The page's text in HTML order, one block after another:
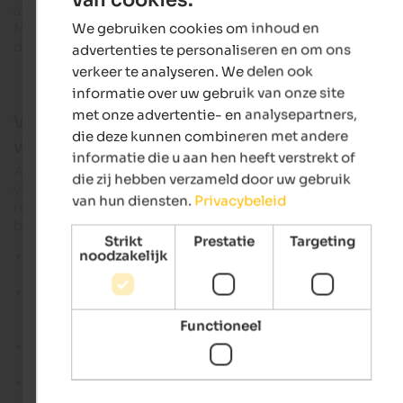
alpiener en uitgestrekter is. Er zijn ook bestemmingen zoals
Maria Weißenstein in het Eggental, die het zuidelijker
deel van de regio aanvullen.
Wandelingen in Bolzano en omgeving:
wandelingen, rondwandelingen
Als je op zoek bent naar wandelingen in Bolzano en
vind je een goed aanbod tussen ontspannende
routes en langere dagtochten. Typisch voor de regio zijn
bijvoorbeeld
Maria Weißenstein- tocht van 10,2 km, zeer geschikt voor
een actieve dag met een duidelijk doel.
San Genesio Atesino
- wandeling van 13,2 km in een
dat bekend staat om zijn panoramische uitzichten en
- mooie alpine tocht vanuit Reinswald in het
Stoanerne Mander- een opvallende bestemming in het
We gebruiken cookies om inhoud en
advertenties te personaliseren en om ons
verkeer te analyseren. We delen ook
informatie over uw gebruik van onze site
met onze advertentie- en analysepartners,
die deze kunnen combineren met andere
informatie die u aan hen heeft verstrekt of
die zij hebben verzameld door uw gebruik
van hun diensten. Privacybeleid
Strikt
noodzakelijk
Prestatie Targeting
Functioneel